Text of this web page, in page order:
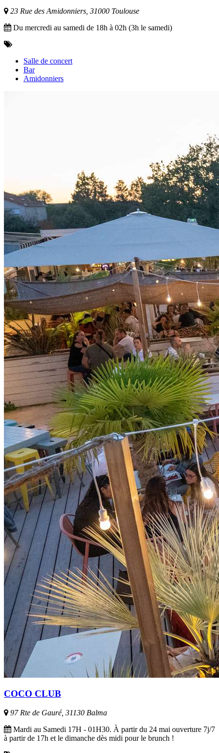
23 Rue des Amidonniers, 31000 Toulouse
Du mercredi au samedi de 18h à 02h (3h le samedi)
Salle de concert
Bar
Amidonniers
COCO CLUB
97 Rte de Gauré, 31130 Balma
Mardi au Samedi 17H - 01H30. À partir du 24 mai ouverture 7j/7
à partir de 17h et le dimanche dès midi pour le brunch !